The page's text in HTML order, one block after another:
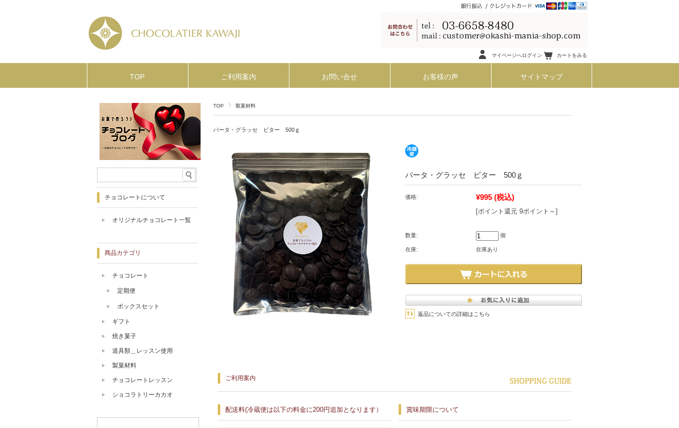
マイページへログイン カートをみる
TOP ご利用案内 お問い合せ お客様の声 サイトマップ
TOP 製菓材料
パータ・グラッセ ビター 500ｇ
パータ・グラッセ ビター 500ｇ
価格: ¥995 (税込)
[ポイント還元 9ポイント～]
数量: 個
在庫: 在庫あり
返品についての詳細はこちら
ご利用案内
配送料(冷蔵便は以下の料金に200円追加となります） 賞味期限について
チョコレートについて
オリジナルチョコレート一覧
商品カテゴリ
チョコレート
定期便
ボックスセット
ギフト
焼き菓子
道具類＿レッスン使用
製菓材料
チョコレートレッスン
ショコラトリーカカオ